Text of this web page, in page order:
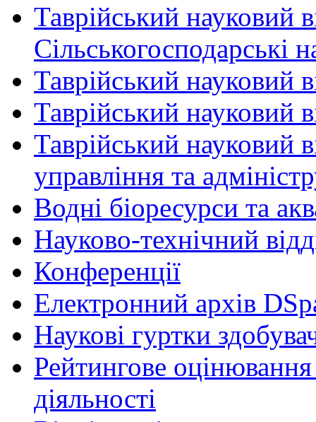
Таврійський науковий
Сільськогосподарські
Таврійський науковий
Таврійський науковий
Таврійський науковий
управління та
Водні біоресурси та
Науково-технічний
Конференції
Електронний архів
Наукові гуртки
Рейтингове оцінювання
діяльності